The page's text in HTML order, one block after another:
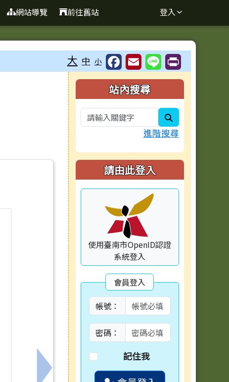
網站導覽 前往舊站 登入
大 中 小
下一筆：本校學區及轉出入程序
右邊區域內容
站內搜尋
進階搜尋
請由此登入
使用臺南市OpenID認證
系統登入
會員登入
帳號：
密碼：
記住我